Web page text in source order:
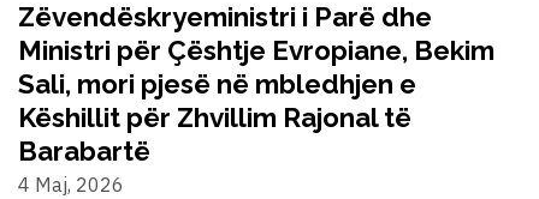
Zëvendëskryeministri i Parë dhe
Ministri për Çështje Evropiane, Bekim
Sali, mori pjesë në mbledhjen e
Këshillit për Zhvillim Rajonal të
Barabartë
4 Maj, 2026